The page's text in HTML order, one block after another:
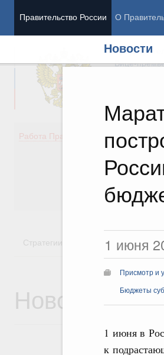
Правительство России О
Новости
1 июня
Присмотр и
Бюджеты
1 июня в
к
Вице-
Работа Правительства
Стратегии Государственные
Новости